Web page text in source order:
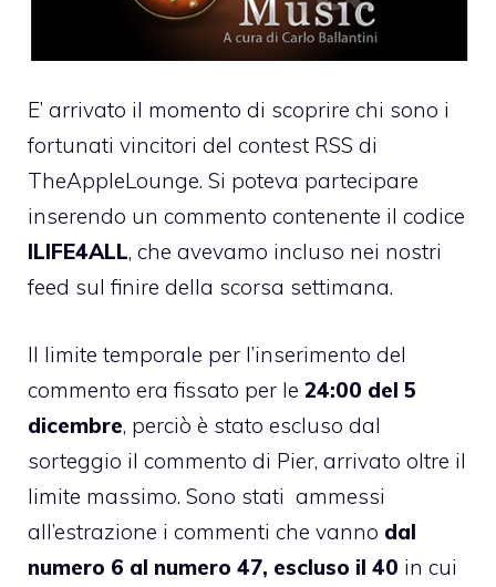
E’ arrivato il momento di scoprire chi sono i
fortunati vincitori del contest RSS di
TheAppleLounge. Si poteva partecipare
inserendo un commento contenente il codice
ILIFE4ALL, che avevamo incluso nei nostri
feed sul finire della scorsa settimana.
Il limite temporale per l’inserimento del
commento era fissato per le 24:00 del 5
dicembre, perciò è stato escluso dal
sorteggio il commento di Pier, arrivato oltre il
limite massimo. Sono stati ammessi
all’estrazione i commenti che vanno dal
numero 6 al numero 47, escluso il 40 in cui